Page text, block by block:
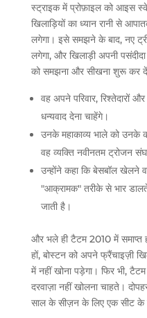
स्ट्राइक में प्रोफ़ाइल को आइस
खिलाड़ियों का ध्यान रानी से
लगेगा। इसे समझने के बाद, नए
लगेगा, और खिलाड़ी अपनी
को समझना और सीखना शुरू कर
वह अपने परिवार, रिश्तेदारों
धन्यवाद देना चाहेंगे।
उनके महाकाव्य भाले को उनके
वह व्यक्ति नवीनतम ट्रोजन
उन्होंने कहा कि बेसबॉल खेलने
"आक्रामक" तरीके से भार
जाती है।
और भले ही टैटम 2010 में समाप्त
हों, बोस्टन को अपने फ्रैंचाइज़ी
में नहीं खोना पड़ेगा। फिर भी,
दरवाज़ा नहीं खोलना चाहते।
साल के सीज़न के लिए एक सीट के